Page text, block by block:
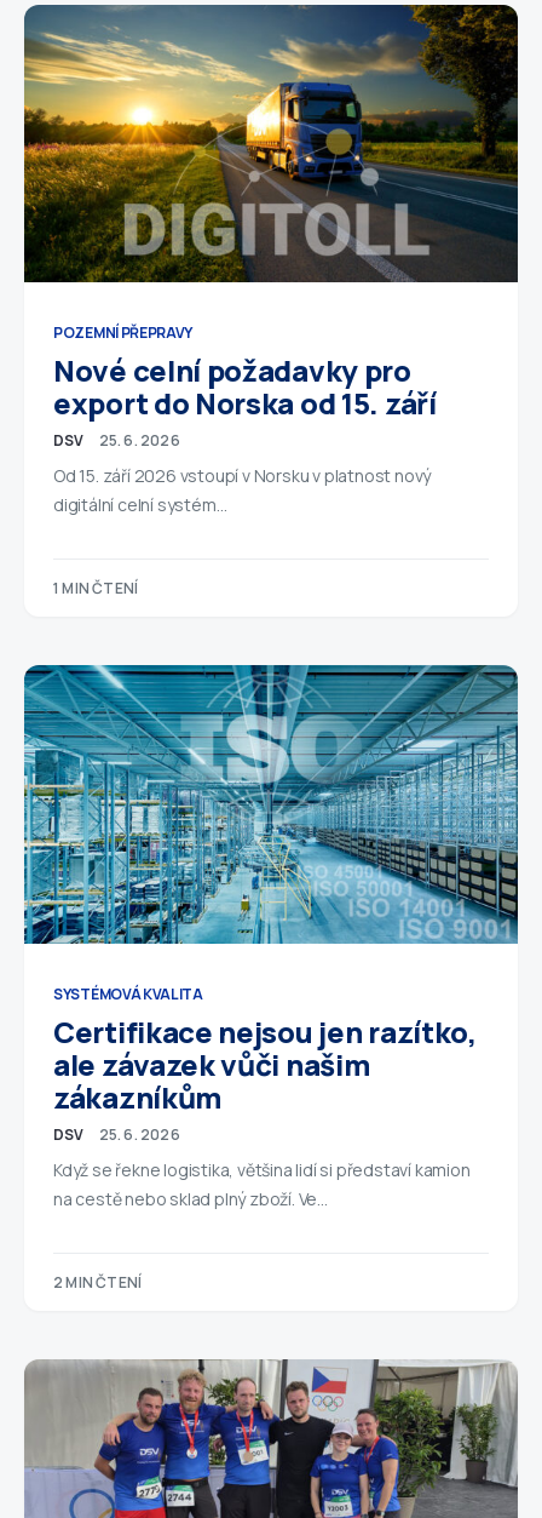
POZEMNÍ PŘEPRAVY
Nové celní požadavky pro
export do Norska od 15. září
DSV 25. 6. 2026
Od 15. září 2026 vstoupí v Norsku v platnost nový
digitální celní systém…
1 MIN ČTENÍ
SYSTÉMOVÁ KVALITA
Certifikace nejsou jen razítko,
ale závazek vůči našim
zákazníkům
DSV 25. 6. 2026
Když se řekne logistika, většina lidí si představí kamion
na cestě nebo sklad plný zboží. Ve…
2 MIN ČTENÍ